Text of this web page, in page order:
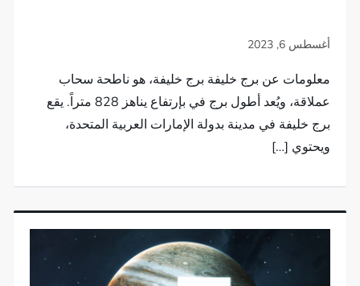
معلومات عن برج خليفة برج خليفة، هو ناطحة سحاب
عملاقة، ويُعد أطول برج في بإرتفاع يناهز 828 متراً. يقع
برج خليفة في مدينة بدولة الإمارات العربية المتحدة،
ويحتوي […]